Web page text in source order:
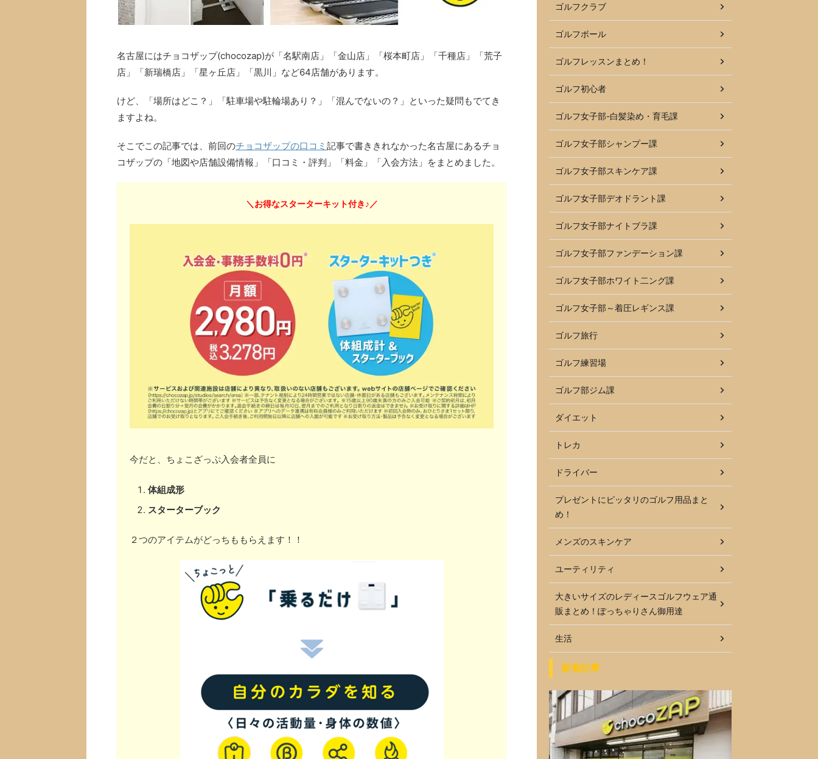
名古屋にはチョコザップ(chocozap)が「名駅南店」「金山店」「桜本町店」「千種店」「荒子
店」「新瑞橋店」「星ヶ丘店」「黒川」など64店舗があります。
けど、「場所はどこ？」「駐車場や駐輪場あり？」「混んでないの？」といった疑問もでてき
ますよね。
そこでこの記事では、前回のチョコザップの口コミ 記事で書ききれなかった名古屋にあるチョ
コザップの「地図や店舗設備情報」「口コミ・評判」「料金」「入会方法」をまとめました。
＼お得なスターターキット付き♪／
今だと、ちょこざっぷ入会者全員に
体組成形
スターターブック
２つのアイテムがどっちももらえます！！
ゴルフクラブ
ゴルフボール
ゴルフレッスンまとめ！
ゴルフ初心者
ゴルフ女子部-白髪染め・育毛課
ゴルフ女子部シャンプー課
ゴルフ女子部スキンケア課
ゴルフ女子部デオドラント課
ゴルフ女子部ナイトブラ課
ゴルフ女子部ファンデーション課
ゴルフ女子部ホワイト二ング課
ゴルフ女子部～着圧レギンス課
ゴルフ旅行
ゴルフ練習場
ゴルフ部ジム課
ダイエット
トレカ
ドライバー
プレゼントにピッタリのゴルフ用品まと
め！
メンズのスキンケア
ユーティリティ
大きいサイズのレディースゴルフウェア通
販まとめ！ぽっちゃりさん御用達
生活
新着記事